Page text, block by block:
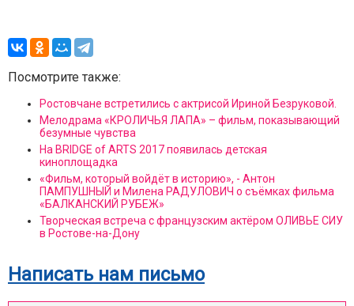
Посмотрите также:
Ростовчане встретились с актрисой Ириной Безруковой.
Мелодрама «КРОЛИЧЬЯ ЛАПА» – фильм, показывающий
безумные чувства
На BRIDGE of ARTS 2017 появилась детская
киноплощадка
«Фильм, который войдёт в историю», - Антон
ПАМПУШНЫЙ и Милена РАДУЛОВИЧ о съёмках фильма
«БАЛКАНСКИЙ РУБЕЖ»
Творческая встреча с французским актёром ОЛИВЬЕ СИУ
в Ростове-на-Дону
Написать нам письмо